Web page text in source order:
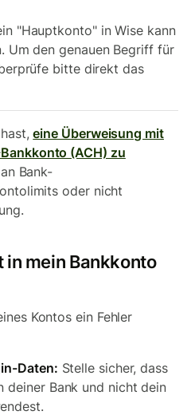
"Hauptkonto" in Wise kann
Um den genauen Begriff für
bitte direkt das
hast,eine Überweisung mit
(ACH) zu
Bank-
oder nicht
in mein Bankkonto
Kontos ein Fehler
Daten: Stelle sicher, dass
deiner Bank und nicht dein